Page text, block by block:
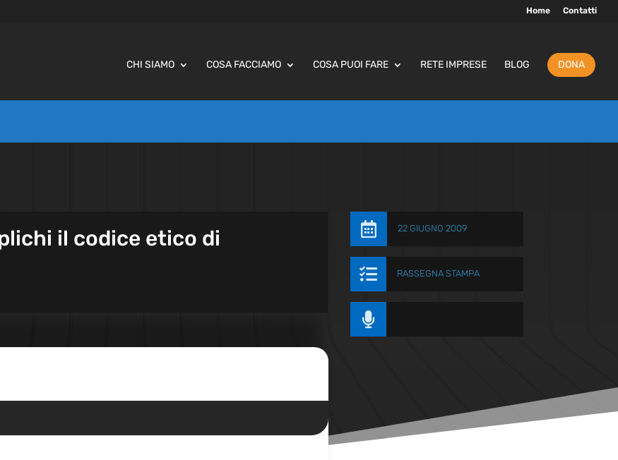
Home Contatti
CHI SIAMO COSA FACCIAMO COSA PUOI FARE RETE IMPRESE BLOG DONA
il codice etico di
 22 GIUGNO 2009
 RASSEGNA STAMPA
